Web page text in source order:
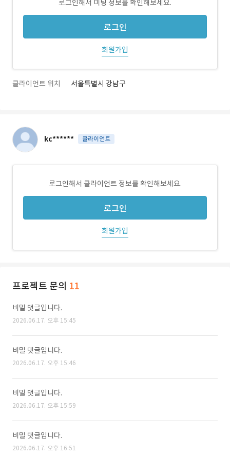
로그인해서 미팅 정보를 확인해보세요.
로그인
회원가입
클라이언트 위치 서울특별시 강남구
kc****** 클라이언트
로그인해서 클라이언트 정보를 확인해보세요.
로그인
회원가입
프로젝트 문의 11
비밀 댓글입니다.
2026.06.17. 오후 15:45
비밀 댓글입니다.
2026.06.17. 오후 15:46
비밀 댓글입니다.
2026.06.17. 오후 15:59
비밀 댓글입니다.
2026.06.17. 오후 16:51